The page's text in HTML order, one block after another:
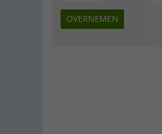
OVERNEMEN